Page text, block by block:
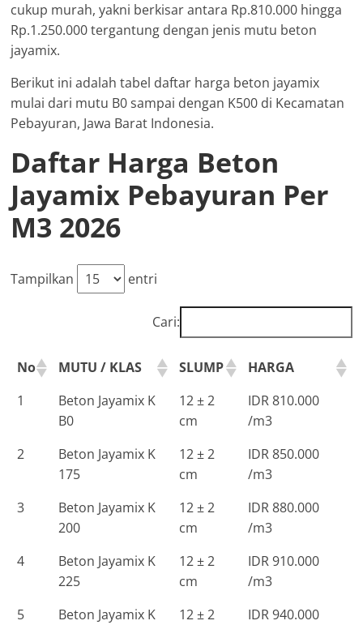
cukup murah, yakni berkisar antara Rp.810.000 hingga
Rp.1.250.000 tergantung dengan jenis mutu beton
jayamix.
Berikut ini adalah tabel daftar harga beton jayamix
mulai dari mutu B0 sampai dengan K500 di Kecamatan
Pebayuran, Jawa Barat Indonesia.
Daftar Harga Beton
Jayamix Pebayuran Per
M3 2026
Tampilkan entri
Cari:
No MUTU / KLAS SLUMP
HARGA
1
Beton Jayamix K
B0
12 ± 2
cm
IDR 810.000
/m3
2
Beton Jayamix K
175
12 ± 2
cm
IDR 850.000
/m3
3
Beton Jayamix K
200
12 ± 2
cm
IDR 880.000
/m3
4
Beton Jayamix K
225
12 ± 2
cm
IDR 910.000
/m3
5
Beton Jayamix K
12 ± 2
IDR 940.000